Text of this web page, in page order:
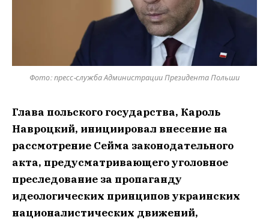
Фото: пресс-служба Администрации Президента Польши
Глава польского государства, Кароль
Навроцкий, инициировал внесение на
рассмотрение Сейма законодательного
акта, предусматривающего уголовное
преследование за пропаганду
идеологических принципов украинских
националистических движений,